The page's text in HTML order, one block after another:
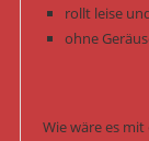
rollt leise
ohne
Wie wäre es